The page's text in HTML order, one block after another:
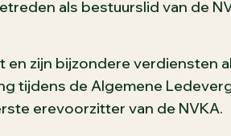
als bestuurslid van de
en zijn bijzondere verdiensten
tijdens de Algemene
erevoorzitter van de NVKA.